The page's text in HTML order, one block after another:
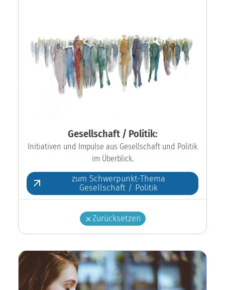
Gesellschaft / Politik:
Initiativen und Impulse aus Gesellschaft und Politik
im Überblick.
zum Schwerpunkt-Thema
Gesellschaft / Politik
Zurücksetzen